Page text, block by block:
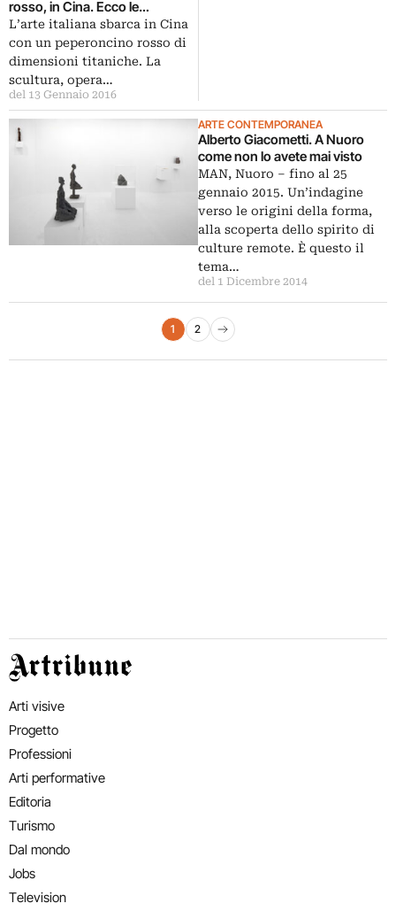
rosso, in Cina. Ecco le
immagini della megascultura
dell’artista sardo Giuseppe
Carta inaugurata nella città di
Chongqing
L’arte italiana sbarca in Cina
con un peperoncino rosso di
dimensioni titaniche. La
scultura, opera…
del 13 Gennaio 2016
ARTE CONTEMPORANEA
Alberto Giacometti. A Nuoro
come non lo avete mai visto
MAN, Nuoro – fino al 25
gennaio 2015. Un’indagine
verso le origini della forma,
alla scoperta dello spirito di
culture remote. È questo il
tema…
del 1 Dicembre 2014
Paginazione degli articoli
1 2
Pagina successiva
Artribune
Arti visive
Progetto
Professioni
Arti performative
Editoria
Turismo
Dal mondo
Jobs
Television